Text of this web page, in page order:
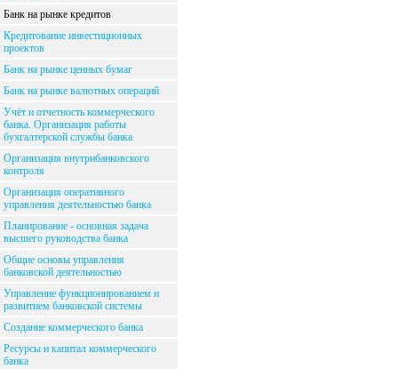
Банк на рынке кредитов
Кредитование инвестиционных
проектов
Банк на рынке ценных бумаг
Банк на рынке валютных операций
Учёт и отчетность коммерческого
банка. Организация работы
бухгалтерской службы банка
Организация внутрибанковского
контроля
Организация оперативного
управления деятельностью банка
Планирование - основная задача
высшего руководства банка
Общие основы управления
банковской деятельностью
Управление функционированием и
развитием банковской системы
Создание коммерческого банка
Ресурсы и капитал коммерческого
банка